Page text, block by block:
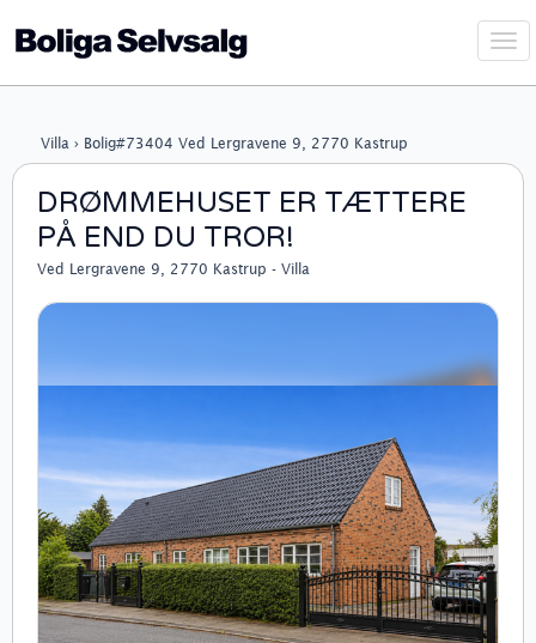
Vis
Villa › Bolig#73404 Ved Lergravene 9, 2770 Kastrup
DRØMMEHUSET ER TÆTTERE
PÅ END DU TROR!
Ved Lergravene 9, 2770 Kastrup - Villa